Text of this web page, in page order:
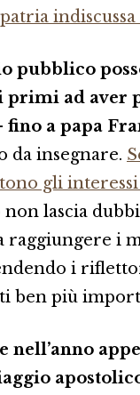
pubblico
ad aver
fino a papa
da insegnare.
gli
lascia
raggiungere i
i
ben più
nell’anno